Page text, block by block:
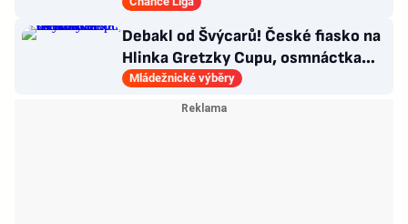
Debakl od Švýcarů! České fiasko na
Hlinka Gretzky Cupu, osmnáctka
skončila šestá
Mládežnické výběry